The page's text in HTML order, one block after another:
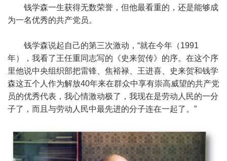
钱学森一生获得无数荣誉，但他最看重的，还是能够成
为一名优秀的共产党员。
钱学森说起自己的第三次激动，“就在今年（1991
年），我看了王任重同志写的《史来贺传》的序。在这个序
里他说中央组织部把雷锋、焦裕禄、王进喜、史来贺和钱学
森这五个人作为解放40年来在群众中享有崇高威望的共产党
员的优秀代表，我心情激动极了，我现在是劳动人民的一分
子了，而且与劳动人民中最先进的分子连在一起了。”